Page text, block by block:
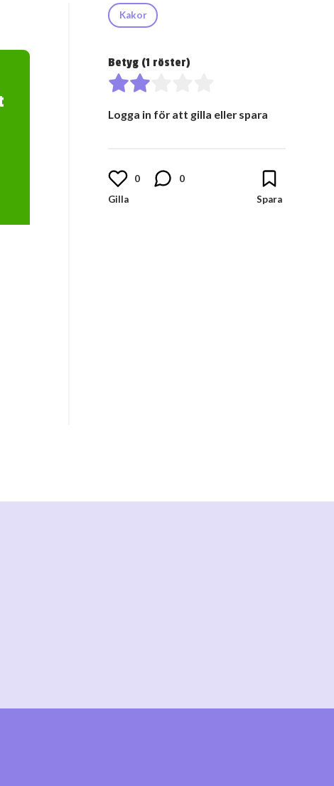
Kakor
Betyg (1 röster)
Logga in för att gilla eller spara
0 0